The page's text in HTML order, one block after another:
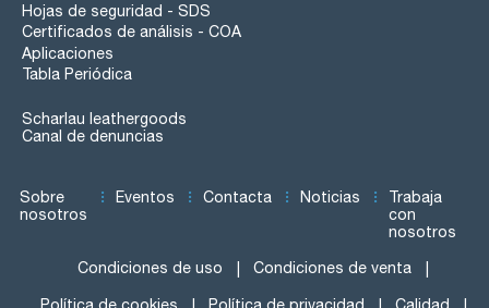
Hojas de seguridad - SDS
Certificados de análisis - COA
Aplicaciones
Tabla Periódica
Scharlau leathergoods
Canal de denuncias
Sobre
nosotros
Eventos Contacta Noticias
Trabaja
con
nosotros
Condiciones de uso Condiciones de venta
Política de cookies Política de privacidad Calidad